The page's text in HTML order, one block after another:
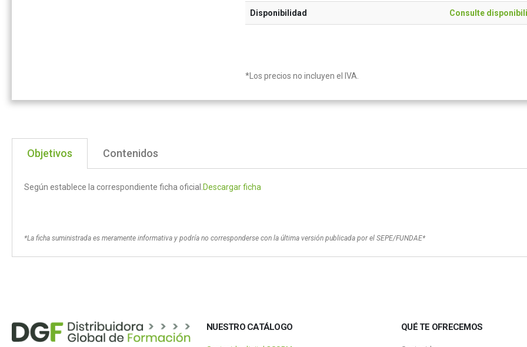
Disponibilidad Consulte
*Los precios no incluyen el IVA.
Objetivos Contenidos
Según establece la correspondiente ficha oficial.Descargar ficha
*La ficha suministrada es meramente informativa y podría no corresponderse con la última versión publicada por el SEPE/FUNDAE*
NUESTRO CATÁLOGO QUÉ TE OFRECEMOS